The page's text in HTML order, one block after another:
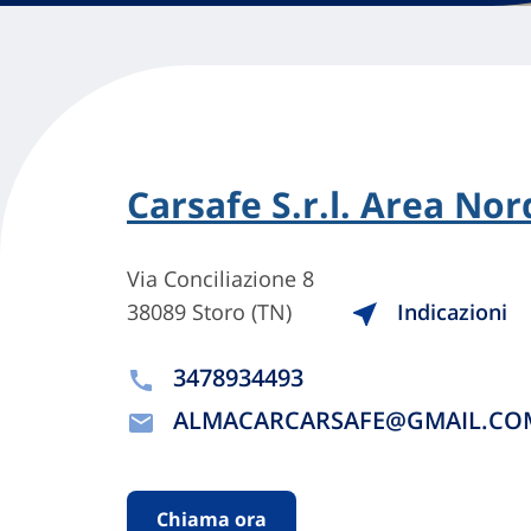
Carsafe S.r.l. Area
Via Conciliazione 8
38089 Storo (TN)
Indicazioni
3478934493
Chiama ora